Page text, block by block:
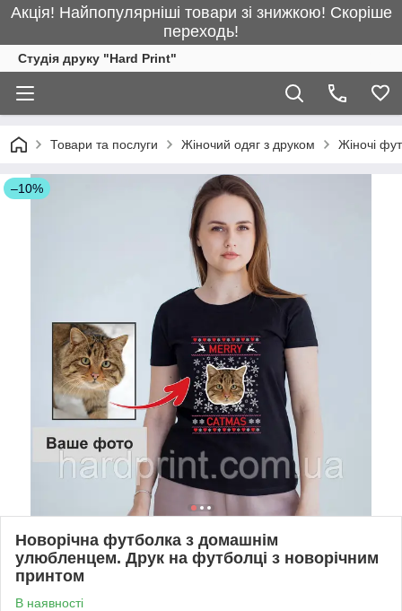
Акція! Найпопулярніші товари зі знижкою! Скоріше
переходь!
Студія друку "Hard Print"
Товари та послуги Жіночий одяг з друком Жіночі
–10%
Новорічна футболка з домашнім
улюбленцем. Друк на футболці з новорічним
принтом
В наявності